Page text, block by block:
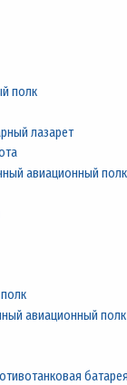
полк
лазарет
авиационный полк
авиационный полк
батарея